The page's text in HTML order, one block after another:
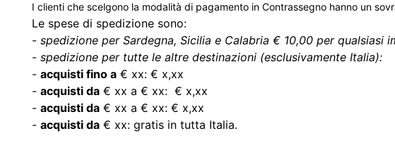
I clienti che scelgono la modalità di pagamento in Contrassegno hanno un
Le spese di spedizione sono:
- spedizione per Sardegna, Sicilia e Calabria € 10,00 per
- spedizione per tutte le altre destinazioni (esclusivamente Italia):
- acquisti fino a € xx: € x,xx
- acquisti da € xx a € xx: € x,xx
- acquisti da € xx a € xx: € x,xx
- acquisti da € xx: gratis in tutta Italia.